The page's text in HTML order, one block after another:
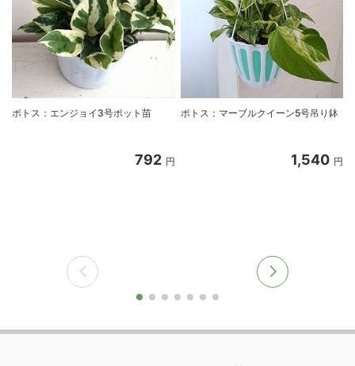
ポトス：エンジョイ3号ポット苗
792 円
ポトス：マーブルクイーン5号吊り鉢
1,540 円